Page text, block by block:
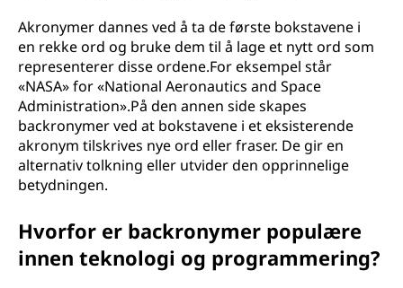
Akronymer dannes ved å ta de første bokstavene i
en rekke ord og bruke dem til å lage et nytt ord som
representerer disse ordene.For eksempel står
«NASA» for «National Aeronautics and Space
Administration».På den annen side skapes
backronymer ved at bokstavene i et eksisterende
akronym tilskrives nye ord eller fraser. De gir en
alternativ tolkning eller utvider den opprinnelige
betydningen.
Hvorfor er backronymer populære
innen teknologi og programmering?